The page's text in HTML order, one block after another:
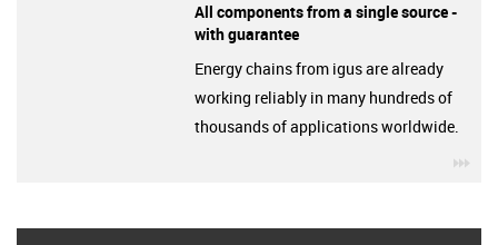
All components from a single source -
with guarantee
Energy chains from igus are already
working reliably in many hundreds of
thousands of applications worldwide.